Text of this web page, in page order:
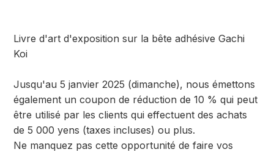
Livre d'art d'exposition sur la bête adhésive Gachi
Koi
Jusqu'au 5 janvier 2025 (dimanche), nous émettons
également un coupon de réduction de 10 % qui peut
être utilisé par les clients qui effectuent des achats
de 5 000 yens (taxes incluses) ou plus.
Ne manquez pas cette opportunité de faire vos